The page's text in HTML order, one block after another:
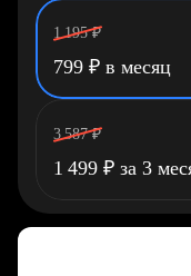
1 195 ₽
799 ₽ в месяц
3 587 ₽
1 499 ₽ за 3